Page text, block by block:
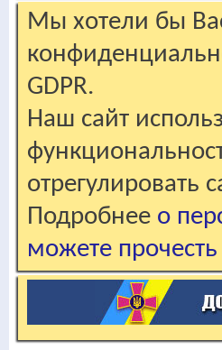
Мы хотели бы
GDPR.
Наш сайт
отрегулировать
Подробнее о
можете прочесть